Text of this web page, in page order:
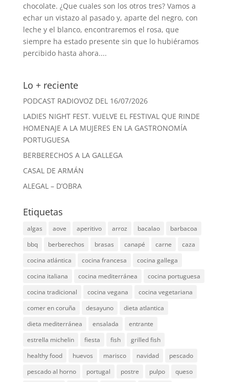
chocolate. ¿Que cuales son los otros tres? Vamos a
echar un vistazo al pasado y, aparte del negro, con
leche y el blanco, encontraremos el rosa, que
siempre ha estado presente sin que lo hubiéramos
percibido hasta ahora....
Lo + reciente
PODCAST RADIOVOZ DEL 16/07/2026
LADIES NIGHT FEST. VUELVE EL FESTIVAL QUE RINDE
HOMENAJE A LA MUJERES EN LA GASTRONOMÍA
PORTUGUESA
BERBERECHOS A LA GALLEGA
CASAL DE ARMÁN
ALEGAL – D’OBRA
Etiquetas
algas aove aperitivo arroz bacalao
barbacoa
bbq
berberechos brasas canapé carne
caza
cocina atlántica
cocina francesa
cocina gallega
cocina italiana
cocina mediterránea
cocina portuguesa
cocina tradicional
cocina vegana
cocina vegetariana
comer en coruña
desayuno
dieta atlantica
dieta mediterránea
ensalada
entrante
estrella michelin
fiesta fish
grilled fish
healthy food
huevos marisco navidad
pescado
pescado al horno
portugal postre pulpo
queso